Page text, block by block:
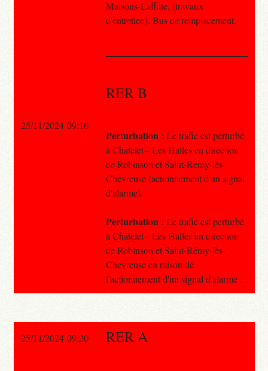
Maisons-Laffitte, (travaux
d'entretien). Bus de remplacement.
RER B
Perturbation : Le trafic est perturbé
à Châtelet – Les Halles en direction
de Robinson et Saint-Rémy-lès-
Chevreuse (actionnement d'un signal
d'alarme).
Perturbation : Le trafic est perturbé
à Châtelet – Les Halles en direction
de Robinson et Saint-Rémy-lès-
Chevreuse en raison de
l'actionnement d'un signal d'alarme .
25/11/2024 09:16
25/11/2024 09:20 RER A